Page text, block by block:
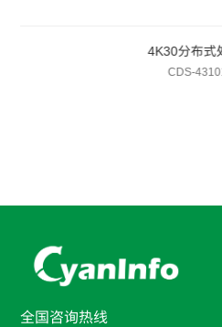
全国咨询热线